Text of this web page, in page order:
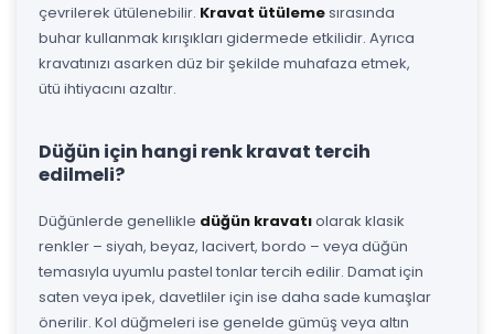
çevrilerek ütülenebilir. Kravat ütülemesırasında
buhar kullanmak kırışıkları gidermede etkilidir. Ayrıca
kravatınızı asarken düz bir şekilde muhafaza etmek,
ütü ihtiyacını azaltır.
Düğün için hangi renk kravat tercih
edilmeli?
Düğünlerde genellikle düğün kravatıolarak klasik
renkler – siyah, beyaz, lacivert, bordo – veya düğün
temasıyla uyumlu pastel tonlar tercih edilir. Damat için
saten veya ipek, davetliler için ise daha sade kumaşlar
önerilir. Kol düğmeleri ise genelde gümüş veya altın